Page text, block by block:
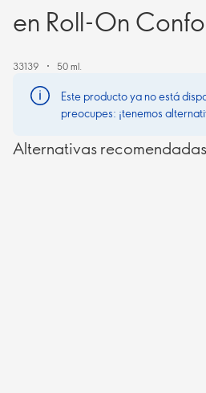
en Roll-On
33139 50 ml.
Este producto ya no está
preocupes: ¡tenemos
Alternativas recomendadas